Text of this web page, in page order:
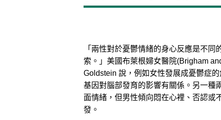
「兩性對於憂鬱情緒的身心反應是不
索。」美國布萊根婦女醫院(Brigham
Goldstein 說，例如女性發展成憂鬱症
基因對腦部發育的影響有關係。另一種
面情緒，但男性傾向悶在心裡、否認或
發。